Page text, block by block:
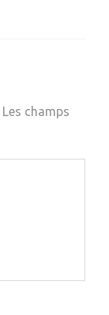
Les champs